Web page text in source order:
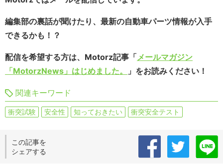
編集部の裏話が聞けたり、最新の自動車パーツ情報が入手
できるかも！？
配信を希望する方は、Motorz記事「メールマガジン
「MotorzNews」はじめました。
」をお読みください！
関連キーワード
衝突試験 安全性 知っておきたい 衝突安全テスト
この記事を
シェアする